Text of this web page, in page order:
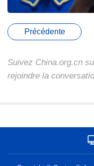
Précédente
Suivez China.org.cn
rejoindre la